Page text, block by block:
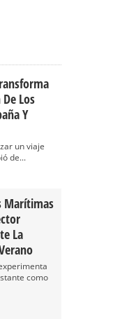
Los
Y
un viaje
de...
Marítimas
La
como